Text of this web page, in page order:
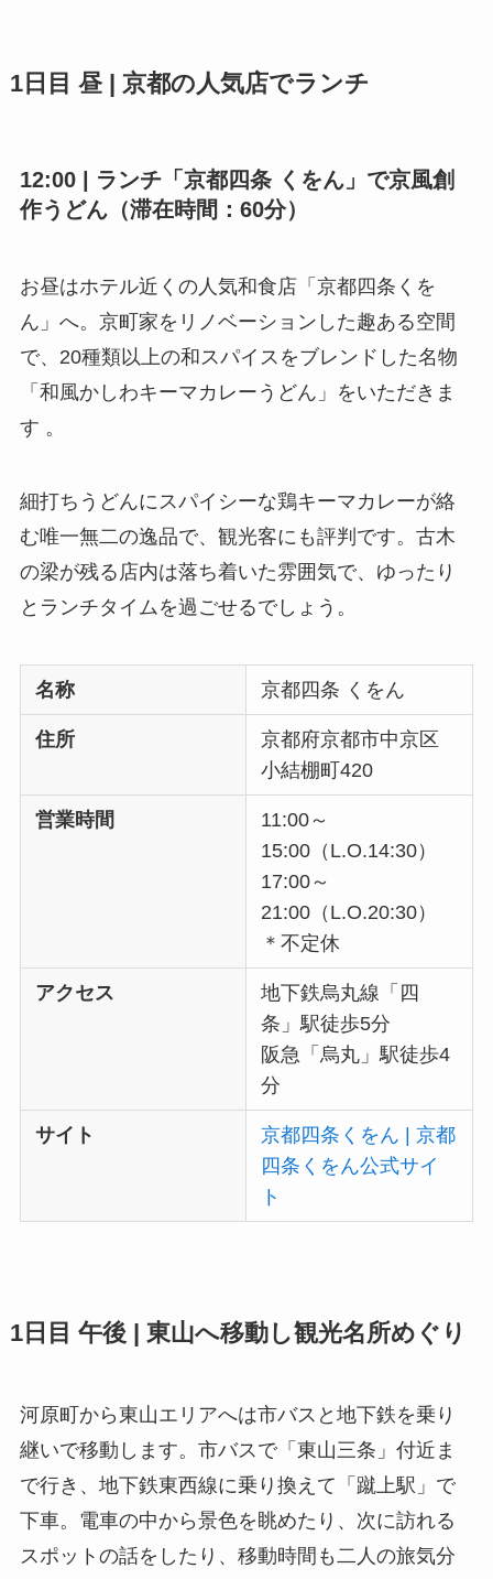
1日目 昼 | 京都の人気店でランチ
12:00 | ランチ「京都四条 くをん」で京風創
作うどん（滞在時間：60分）
お昼はホテル近くの人気和食店「京都四条くを
ん」へ。京町家をリノベーションした趣ある空間
で、20種類以上の和スパイスをブレンドした名物
「和風かしわキーマカレーうどん」をいただきま
す 。
細打ちうどんにスパイシーな鶏キーマカレーが絡
む唯一無二の逸品で、観光客にも評判です。古木
の梁が残る店内は落ち着いた雰囲気で、ゆったり
とランチタイムを過ごせるでしょう。
名称 京都四条 くをん
住所
京都府京都市中京区
小結棚町420
営業時間
11:00～
15:00（L.O.14:30）
17:00～
21:00（L.O.20:30）
＊不定休
アクセス
地下鉄烏丸線「四
条」駅徒歩5分
阪急「烏丸」駅徒歩4
分
サイト
京都四条くをん | 京都
四条くをん公式サイ
ト
1日目 午後 | 東山へ移動し観光名所めぐり
河原町から東山エリアへは市バスと地下鉄を乗り
継いで移動します。市バスで「東山三条」付近ま
で行き、地下鉄東西線に乗り換えて「蹴上駅」で
下車。電車の中から景色を眺めたり、次に訪れる
スポットの話をしたり、移動時間も二人の旅気分